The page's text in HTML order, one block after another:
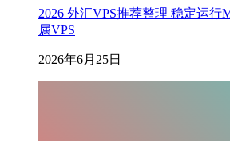
2026 外汇VPS推荐整理 稳定运行
属VPS
2026年6月25日